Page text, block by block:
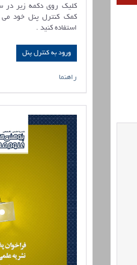
کلیک روی دکمه زیر در
کمک کنترل پنل خود می
استفاده کنید .
ورود به کنترل پنل
راهنما